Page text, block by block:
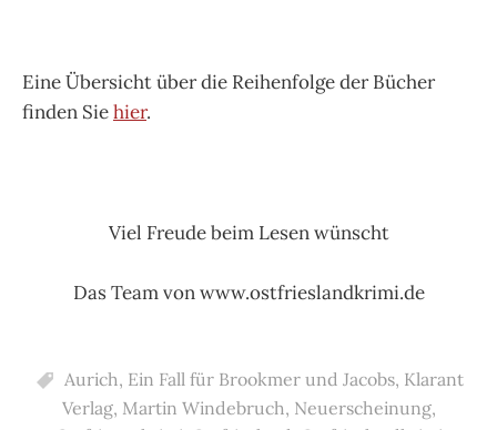
Eine Übersicht über die Reihenfolge der Bücher
finden Siehier.
Viel Freude beim Lesen wünscht
Das Team von www.ostfrieslandkrimi.de
Aurich, Ein Fall für Brookmer und Jacobs, Klarant
Verlag, Martin Windebruch, Neuerscheinung,